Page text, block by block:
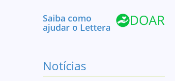
Saiba como
ajudar o Lettera
Notícias